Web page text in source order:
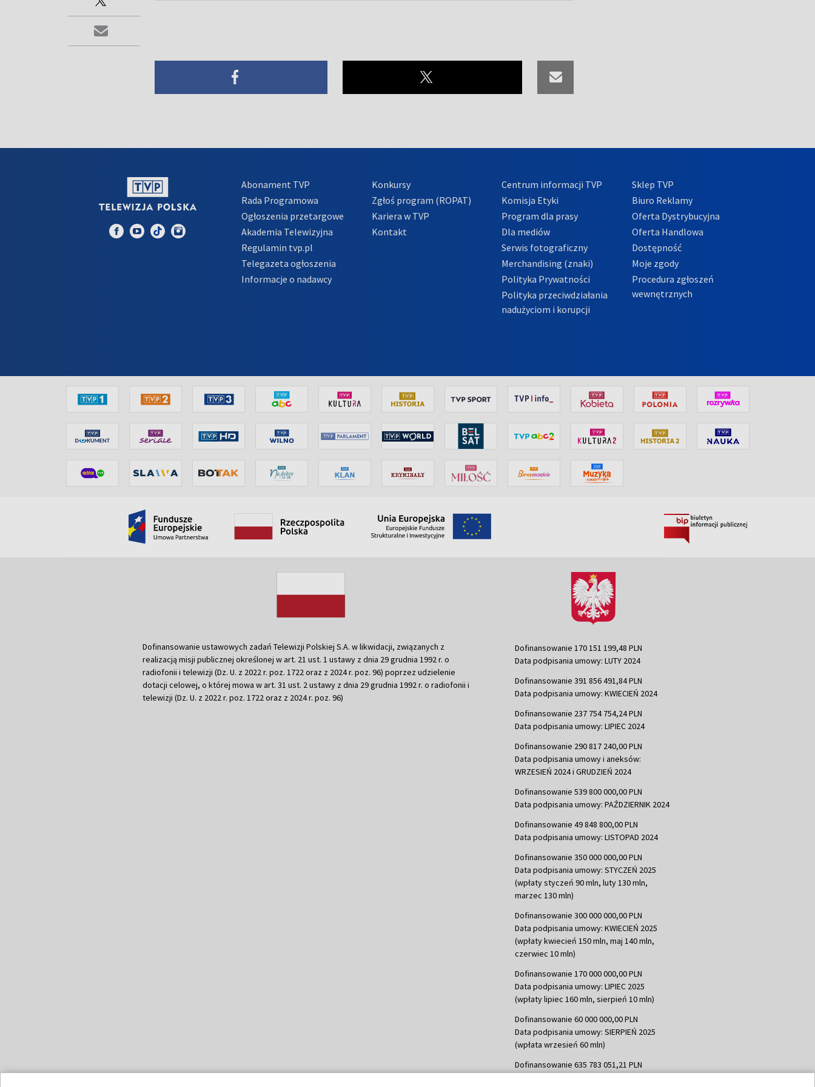
Abonament TVP
Rada Programowa
Ogłoszenia przetargowe
Akademia Telewizyjna
Regulamin tvp.pl
Telegazeta ogłoszenia
Informacje o nadawcy
Konkursy
Zgłoś program (ROPAT)
Kariera w TVP
Kontakt
Centrum informacji TVP
Komisja Etyki
Program dla prasy
Dla mediów
Serwis fotograficzny
Merchandising (znaki)
Polityka Prywatności
Polityka przeciwdziałania
nadużyciom i korupcji
Sklep TVP
Biuro Reklamy
Oferta Dystrybucyjna
Oferta Handlowa
Dostępność
Moje zgody
Procedura zgłoszeń
wewnętrznych
Dofinansowanie ustawowych zadań Telewizji Polskiej S.A. w likwidacji, związanych z
realizacją misji publicznej określonej w art. 21 ust. 1 ustawy z dnia 29 grudnia 1992 r. o
radiofonii i telewizji (Dz. U. z 2022 r. poz. 1722 oraz z 2024 r. poz. 96) poprzez udzielenie
dotacji celowej, o której mowa w art. 31 ust. 2 ustawy z dnia 29 grudnia 1992 r. o radiofonii i
telewizji (Dz. U. z 2022 r. poz. 1722 oraz z 2024 r. poz. 96)
Dofinansowanie 170 151 199,48 PLN
Data podpisania umowy: LUTY 2024
Dofinansowanie 391 856 491,84 PLN
Data podpisania umowy: KWIECIEŃ 2024
Dofinansowanie 237 754 754,24 PLN
Data podpisania umowy: LIPIEC 2024
Dofinansowanie 290 817 240,00 PLN
Data podpisania umowy i aneksów:
WRZESIEŃ 2024 i GRUDZIEŃ 2024
Dofinansowanie 539 800 000,00 PLN
Data podpisania umowy: PAŹDZIERNIK 2024
Dofinansowanie 49 848 800,00 PLN
Data podpisania umowy: LISTOPAD 2024
Dofinansowanie 350 000 000,00 PLN
Data podpisania umowy: STYCZEŃ 2025
(wpłaty styczeń 90 mln, luty 130 mln,
marzec 130 mln)
Dofinansowanie 300 000 000,00 PLN
Data podpisania umowy: KWIECIEŃ 2025
(wpłaty kwiecień 150 mln, maj 140 mln,
czerwiec 10 mln)
Dofinansowanie 170 000 000,00 PLN
Data podpisania umowy: LIPIEC 2025
(wpłaty lipiec 160 mln, sierpień 10 mln)
Dofinansowanie 60 000 000,00 PLN
Data podpisania umowy: SIERPIEŃ 2025
(wpłata wrzesień 60 mln)
Dofinansowanie 635 783 051,21 PLN